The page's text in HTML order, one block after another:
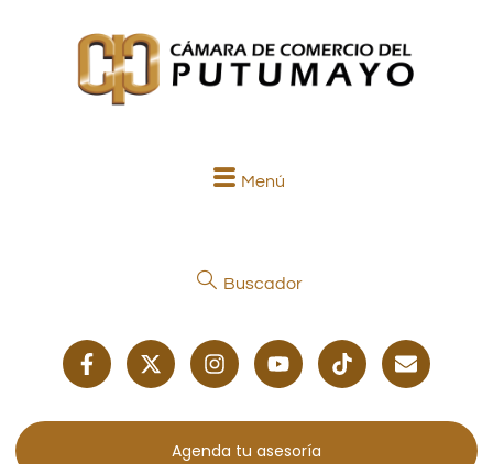
Menú
Buscador
Agenda tu asesoría